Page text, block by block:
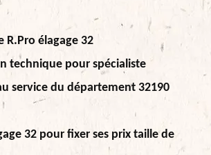
R.Pro élagage 32
technique pour spécialiste
service du département 32190
32 pour fixer ses prix taille de